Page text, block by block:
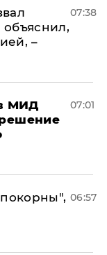
–
07:38
МИД
07:01
06:57